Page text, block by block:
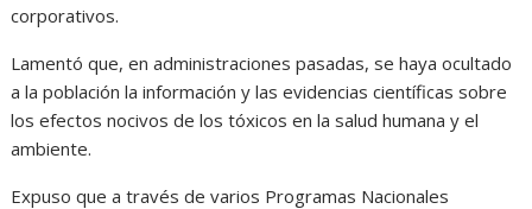
corporativos.
Lamentó que, en administraciones pasadas, se haya ocultado
a la población la información y las evidencias científicas sobre
los efectos nocivos de los tóxicos en la salud humana y el
ambiente.
Expuso que a través de varios Programas Nacionales